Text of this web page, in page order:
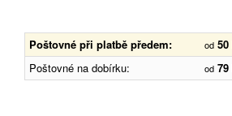
Poštovné při platbě předem: od 50
Poštovné na dobírku:
od 79